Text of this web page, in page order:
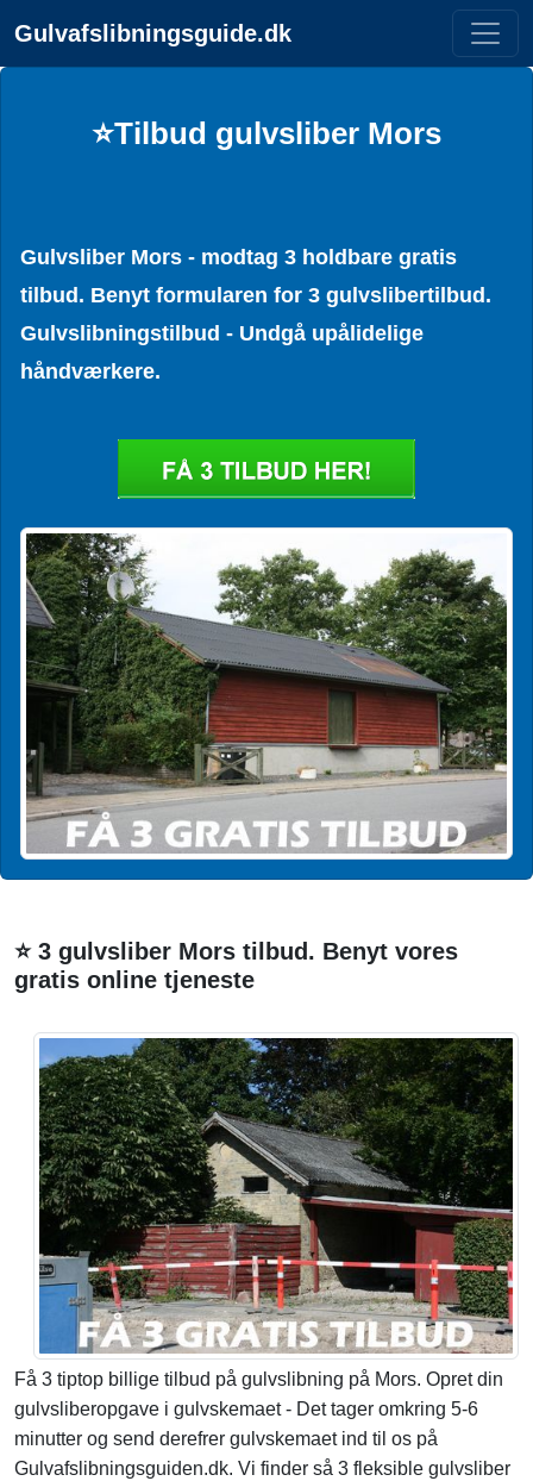
Gulvafslibningsguide.dk
⭐Tilbud gulvsliber Mors
Gulvsliber Mors - modtag 3 holdbare gratis
tilbud. Benyt formularen for 3 gulvslibertilbud.
Gulvslibningstilbud - Undgå upålidelige
håndværkere.
⭐ 3 gulvsliber Mors tilbud. Benyt vores
gratis online tjeneste
Få 3 tiptop billige tilbud på gulvslibning på Mors. Opret din
gulvsliberopgave i gulvskemaet - Det tager omkring 5-6
minutter og send derefrer gulvskemaet ind til os på
Gulvafslibningsguiden.dk. Vi finder så 3 fleksible gulvsliber